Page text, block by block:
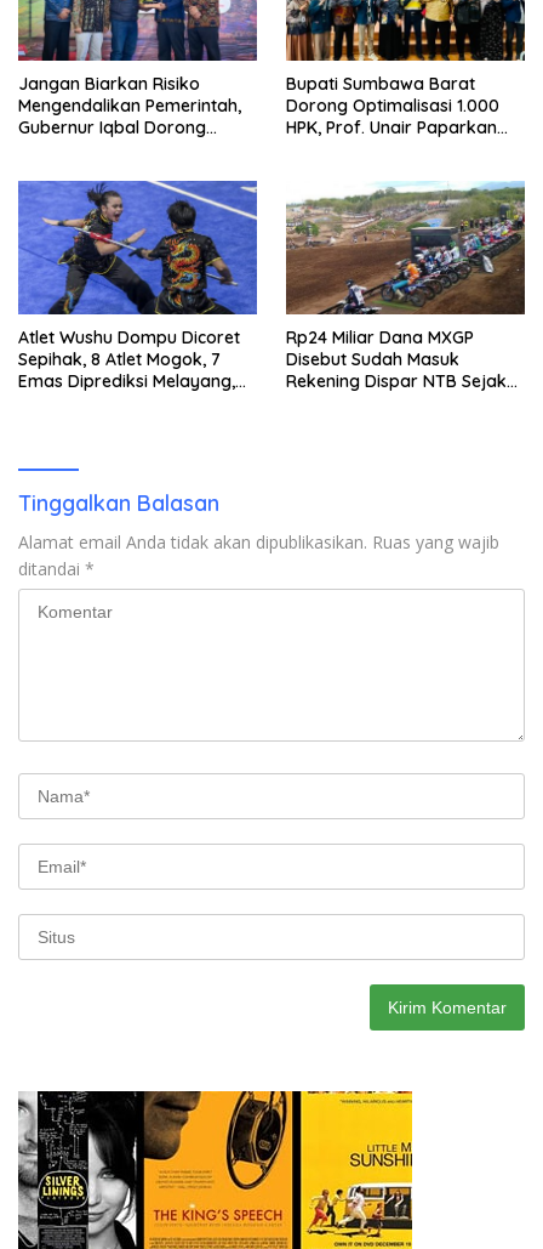
Jangan Biarkan Risiko
Mengendalikan Pemerintah,
Gubernur Iqbal Dorong
Bupati Sumbawa Barat
Dorong Optimalisasi 1.000
HPK, Prof. Unair Paparkan
Atlet Wushu Dompu Dicoret
Sepihak, 8 Atlet Mogok, 7
Emas Diprediksi Melayang,
Rp24 Miliar Dana MXGP
Disebut Sudah Masuk
Rekening Dispar NTB Sejak
Tinggalkan Balasan
Alamat email Anda tidak akan dipublikasikan. Ruas yang wajib
ditandai *